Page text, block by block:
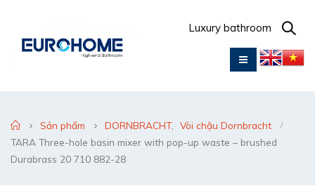
Luxury bathroom
Sản phẩm DORNBRACHT,
Vòi chậu Dornbracht
TARA Three-hole basin mixer with pop-up waste – brushed
Durabrass 20 710 882-28